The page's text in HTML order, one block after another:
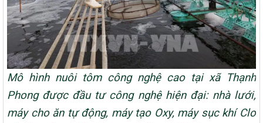
Mô hình nuôi tôm công nghệ cao tại xã Thạnh
Phong được đầu tư công nghệ hiện đại: nhà lưới,
máy cho ăn tự động, máy tạo Oxy, máy sục khí Clo